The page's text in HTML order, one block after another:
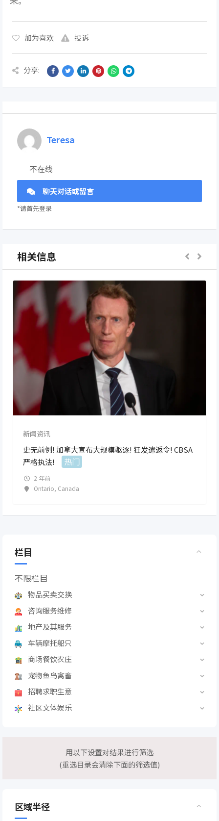
加为喜欢 投诉
分享:
Teresa
不在线
聊天对话或留言
*请首先登录
相关信息
新闻资讯
史无前例! 加拿大宣布大规模驱逐! 狂发遣返令! CBSA
严格执法!
热门
2 年前
Ontario, Canada
栏目
不限栏目
物品买卖交换
咨询服务维修
地产及其服务
车辆摩托船只
商场餐饮农庄
宠物鱼鸟禽畜
招聘求职生意
社区文体娱乐
用以下设置对结果进行筛选
(重选目录会清除下面的筛选值)
区域半径